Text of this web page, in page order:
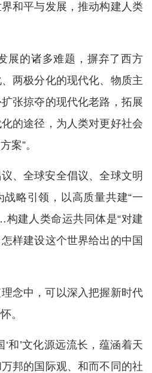
和平与发展，推动构建人类
展的诸多难题，摒弃了西方
两极分化的现代化、物质主
张掠夺的现代化老路，拓展
的途径，为人类对更好社会
案”。
、全球安全倡议、全球文明
略引领，以高质量共建“一
建人类命运共同体是“对建
样建设这个世界给出的中国
念中，可以深入把握新时代
。
和’文化源远流长，蕴涵着天
邦的国际观、和而不同的社